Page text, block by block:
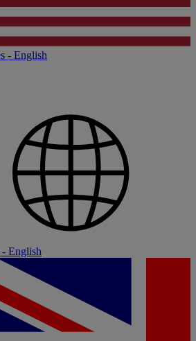
- English
English